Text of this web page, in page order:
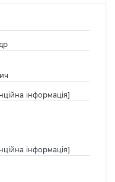
інформація]
інформація]